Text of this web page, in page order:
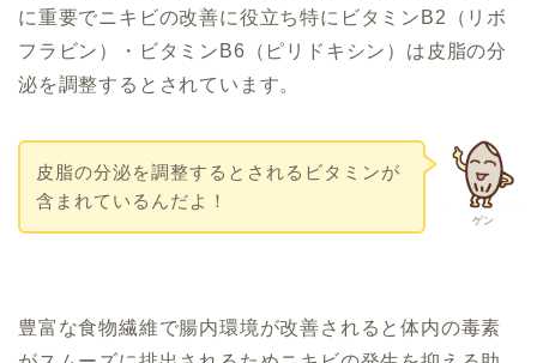
に重要でニキビの改善に役立ち特に ビタミンB2（リボ
フラビン）・ビタミンB6（ピリドキシン）は 皮脂の分
泌を調整するとされています。
ゲン
皮脂の分泌を調整するとされるビタミンが
含まれているんだよ！
豊富な食物繊維で腸内環境が改善されると体内の毒素